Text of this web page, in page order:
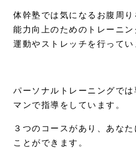
体幹塾では気になるお腹周
能力向上のためのトレーニ
運動やストレッチを行ってい
パーソナルトレーニングで
マンで指導をしています。
３つのコースがあり、あな
ことができます。